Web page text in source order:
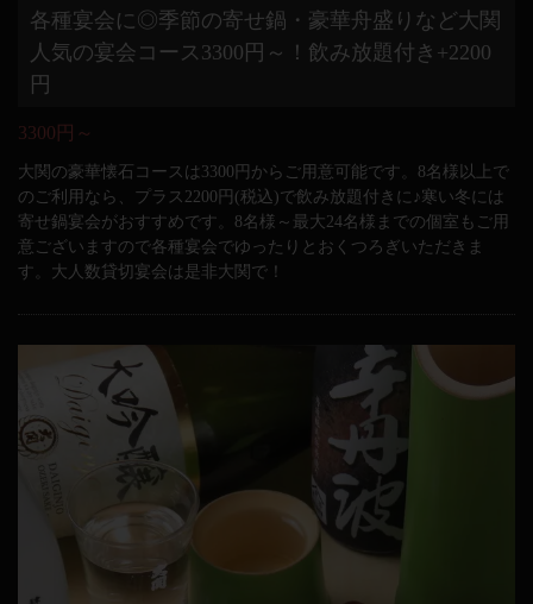
各種宴会に◎季節の寄せ鍋・豪華舟盛りなど大関
人気の宴会コース3300円～！飲み放題付き+2200
円
3300円～
大関の豪華懐石コースは3300円からご用意可能です。8名様以上で
のご利用なら、プラス2200円(税込)で飲み放題付きに♪寒い冬には
寄せ鍋宴会がおすすめです。8名様～最大24名様までの個室もご用
意ございますので各種宴会でゆったりとおくつろぎいただきま
す。大人数貸切宴会は是非大関で！